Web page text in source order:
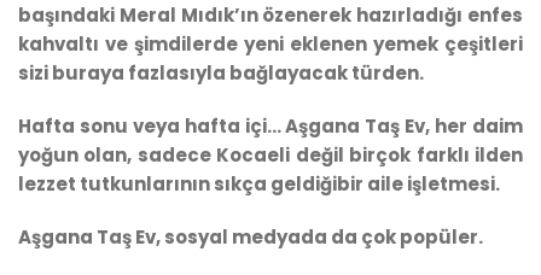
başındaki Meral Mıdık’ın özenerek hazırladığı enfes
kahvaltı ve şimdilerde yeni eklenen yemek çeşitleri
sizi buraya fazlasıyla bağlayacak türden.
Hafta sonu veya hafta içi... Aşgana Taş Ev, her daim
yoğun olan, sadece Kocaeli değil birçok farklı ilden
lezzet tutkunlarının sıkça geldiğibir aile işletmesi.
Aşgana Taş Ev, sosyal medyada da çok popüler.